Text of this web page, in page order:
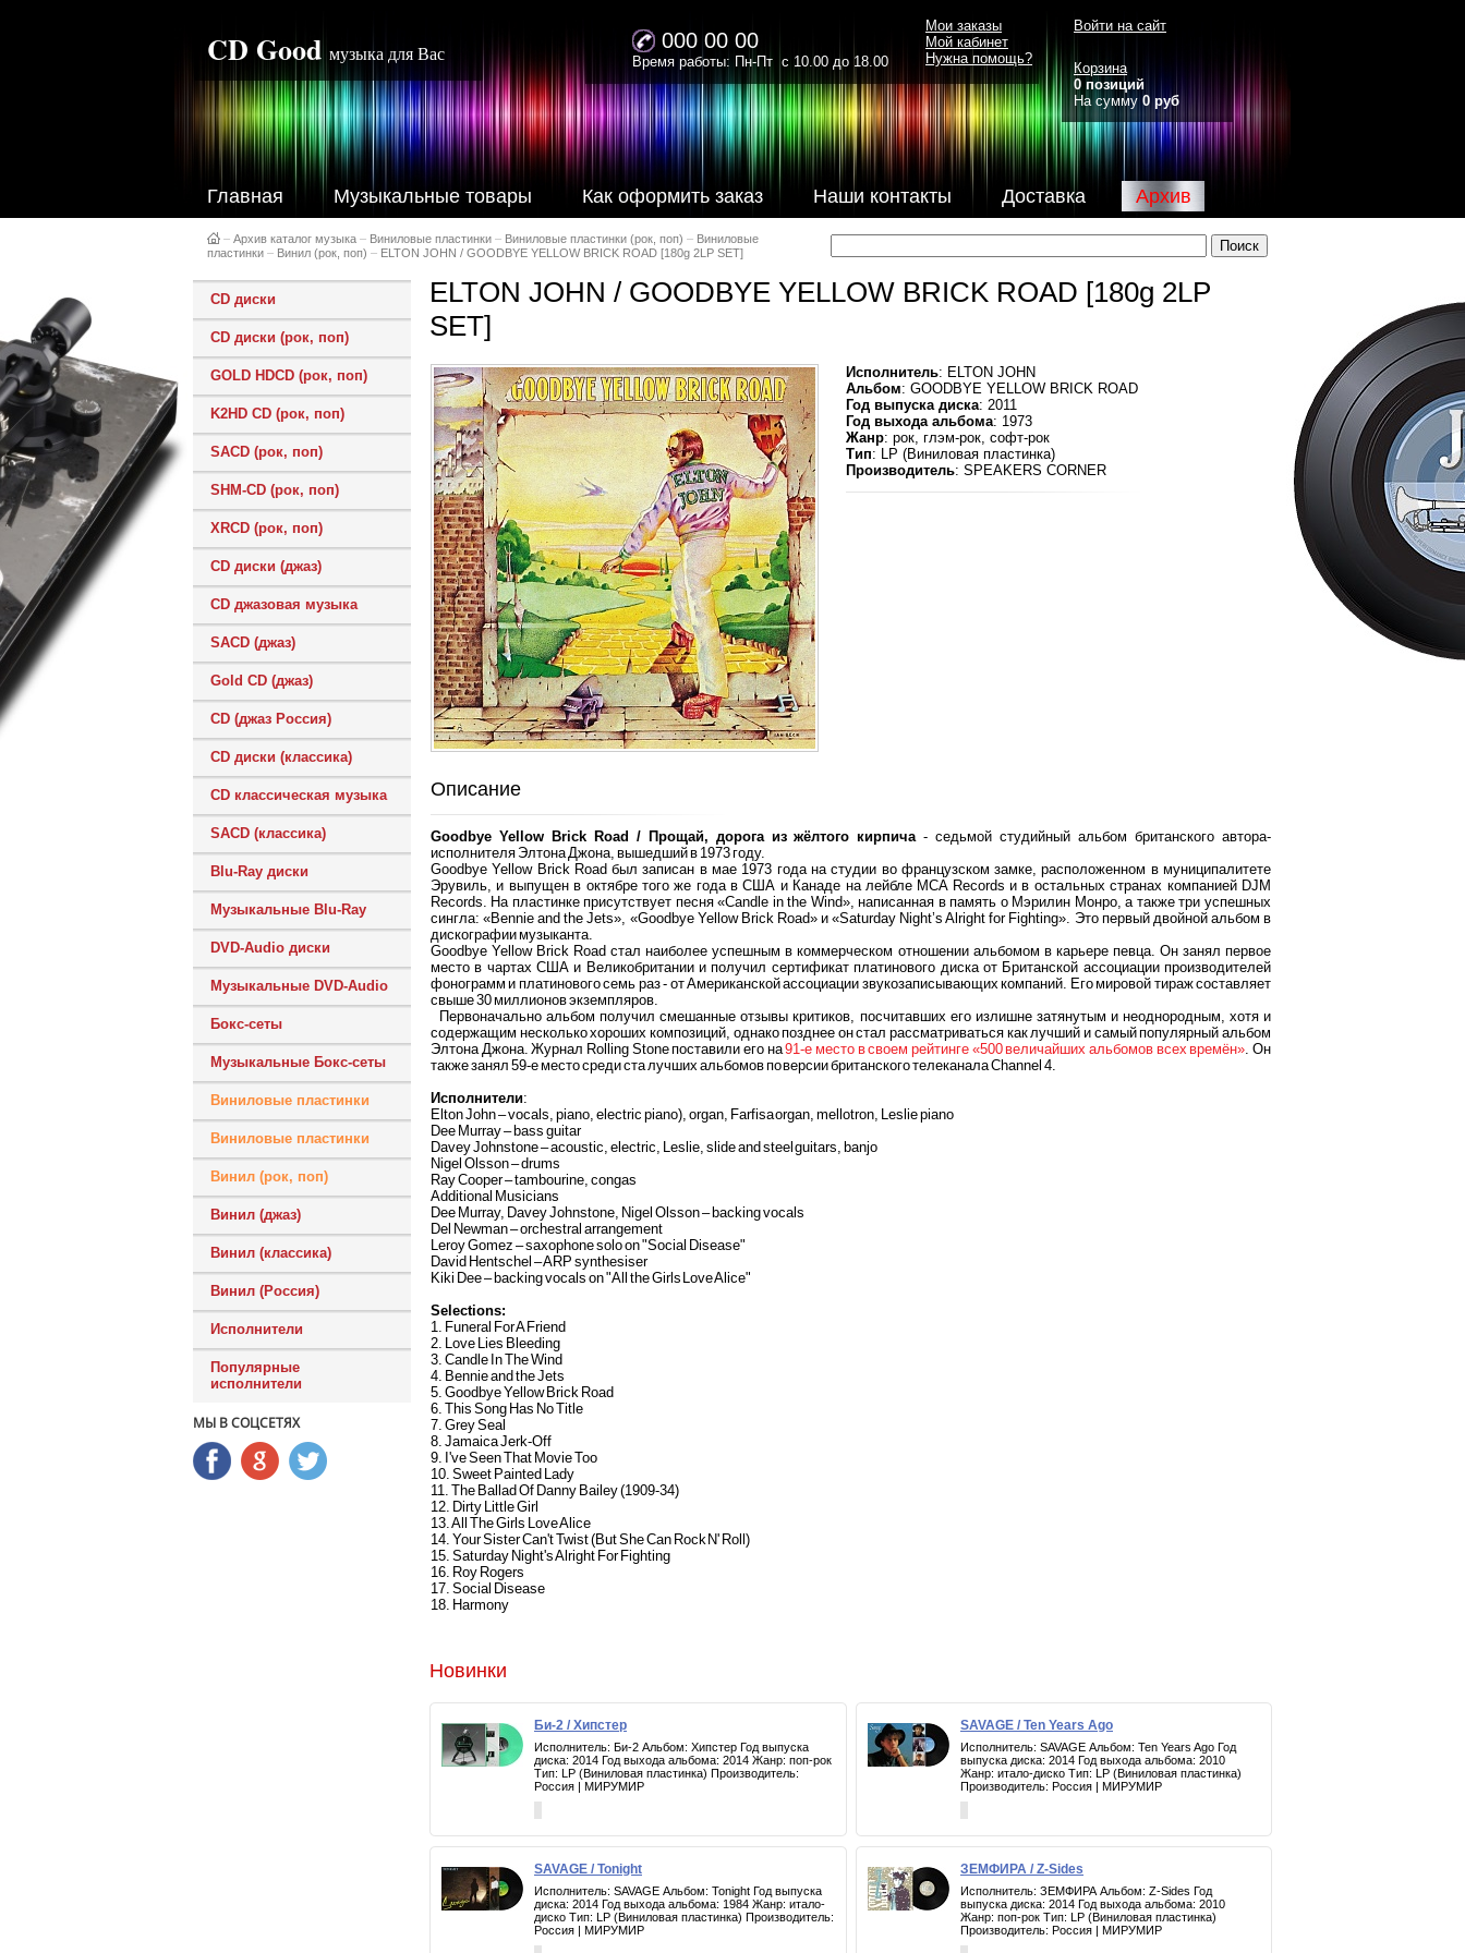
CD Good музыка для Вас
000 00 00
Время работы: Пн-Пт с 10.00 до 18.00
Главная Музыкальные товары Как оформить заказ Наши контакты Доставка Архив
Мои заказы
Мой кабинет
Нужна помощь?
Войти на сайт
Корзина
0 позиций
На сумму 0 руб
– Архив каталог музыка – Виниловые пластинки – Виниловые пластинки (рок, поп) – Виниловые
пластинки – Винил (рок, поп) – ELTON JOHN / GOODBYE YELLOW BRICK ROAD [180g 2LP SET]
CD диски
CD диски (рок, поп)
GOLD HDCD (рок, поп)
K2HD CD (рок, поп)
SACD (рок, поп)
SHM-CD (рок, поп)
XRCD (рок, поп)
CD диски (джаз)
CD джазовая музыка
SACD (джаз)
Gold CD (джаз)
CD (джаз Россия)
CD диски (классика)
CD классическая музыка
SACD (классика)
Blu-Ray диски
Музыкальные Blu-Ray
DVD-Audio диски
Музыкальные DVD-Audio
Бокс-сеты
Музыкальные Бокс-сеты
Виниловые пластинки
Виниловые пластинки
Винил (рок, поп)
Винил (джаз)
Винил (классика)
Винил (Россия)
Исполнители
Популярные
исполнители
МЫ В СОЦСЕТЯХ
ELTON JOHN / GOODBYE YELLOW BRICK ROAD [180g 2LP
SET]
Исполнитель: ELTON JOHN
Альбом: GOODBYE YELLOW BRICK ROAD
Год выпуска диска: 2011
Год выхода альбома: 1973
Жанр: рок, глэм-рок, софт-рок
Тип: LP (Виниловая пластинка)
Производитель: SPEAKERS CORNER
Описание
Goodbye Yellow Brick Road / Прощай, дорога из жёлтого кирпича - седьмой студийный альбом британского автора-
исполнителя Элтона Джона, вышедший в 1973 году.
Goodbye Yellow Brick Road был записан в мае 1973 года на студии во французском замке, расположенном в муниципалитете
Эрувиль, и выпущен в октябре того же года в США и Канаде на лейбле MCA Records и в остальных странах компанией DJM
Records. На пластинке присутствует песня «Candle in the Wind», написанная в память о Мэрилин Монро, а также три успешных
сингла: «Bennie and the Jets», «Goodbye Yellow Brick Road» и «Saturday Night’s Alright for Fighting». Это первый двойной альбом в
дискографии музыканта.
Goodbye Yellow Brick Road стал наиболее успешным в коммерческом отношении альбомом в карьере певца. Он занял первое
место в чартах США и Великобритании и получил сертификат платинового диска от Британской ассоциации производителей
фонограмм и платинового семь раз - от Американской ассоциации звукозаписывающих компаний. Его мировой тираж составляет
свыше 30 миллионов экземпляров.
Первоначально альбом получил смешанные отзывы критиков, посчитавших его излишне затянутым и неоднородным, хотя и
содержащим несколько хороших композиций, однако позднее он стал рассматриваться как лучший и самый популярный альбом
Элтона Джона. Журнал Rolling Stone поставили его на91-е место в своем рейтинге «500 величайших альбомов всех времён» . Он
также занял 59-е место среди ста лучших альбомов по версии британского телеканала Channel 4.
Исполнители:
Elton John – vocals, piano, electric piano), organ, Farfisa organ, mellotron, Leslie piano
Dee Murray – bass guitar
Davey Johnstone – acoustic, electric, Leslie, slide and steel guitars, banjo
Nigel Olsson – drums
Ray Cooper – tambourine, congas
Additional Musicians
Dee Murray, Davey Johnstone, Nigel Olsson – backing vocals
Del Newman – orchestral arrangement
Leroy Gomez – saxophone solo on "Social Disease"
David Hentschel – ARP synthesiser
Kiki Dee – backing vocals on "All the Girls Love Alice"
Selections:
1. Funeral For A Friend
2. Love Lies Bleeding
3. Candle In The Wind
4. Bennie and the Jets
5. Goodbye Yellow Brick Road
6. This Song Has No Title
7. Grey Seal
8. Jamaica Jerk-Off
9. I've Seen That Movie Too
10. Sweet Painted Lady
11. The Ballad Of Danny Bailey (1909-34)
12. Dirty Little Girl
13. All The Girls Love Alice
14. Your Sister Can't Twist (But She Can Rock N' Roll)
15. Saturday Night's Alright For Fighting
16. Roy Rogers
17. Social Disease
18. Harmony
Новинки
Би-2 / Хипстер
Исполнитель: Би-2 Альбом: Хипстер Год выпуска
диска: 2014 Год выхода альбома: 2014 Жанр: поп-рок
Тип: LP (Виниловая пластинка) Производитель:
Россия | МИРУМИР
SAVAGE / Ten Years Ago
Исполнитель: SAVAGE Альбом: Ten Years Ago Год
выпуска диска: 2014 Год выхода альбома: 2010
Жанр: итало-диско Тип: LP (Виниловая пластинка)
Производитель: Россия | МИРУМИР
SAVAGE / Tonight
Исполнитель: SAVAGE Альбом: Tonight Год выпуска
диска: 2014 Год выхода альбома: 1984 Жанр: итало-
диско Тип: LP (Виниловая пластинка) Производитель:
Россия | МИРУМИР
ЗЕМФИРА / Z-Sides
Исполнитель: ЗЕМФИРА Альбом: Z-Sides Год
выпуска диска: 2014 Год выхода альбома: 2010
Жанр: поп-рок Тип: LP (Виниловая пластинка)
Производитель: Россия | МИРУМИР